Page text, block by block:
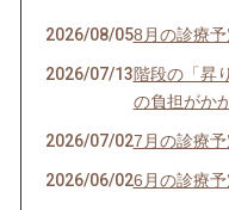
2026/08/058月の診療
2026/07/13階段の「昇
の負担がか
2026/07/027月の診療予
2026/06/026月の診療